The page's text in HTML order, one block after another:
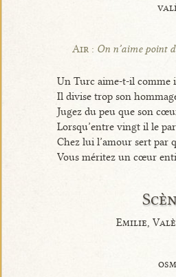
Air : On n’aime point
Un Turc aime-t-il comme
Il divise trop son
Jugez du peu que son
Lorsqu’entre vingt il le
Chez lui l’amour sert par
Vous méritez un cœur
Emilie,